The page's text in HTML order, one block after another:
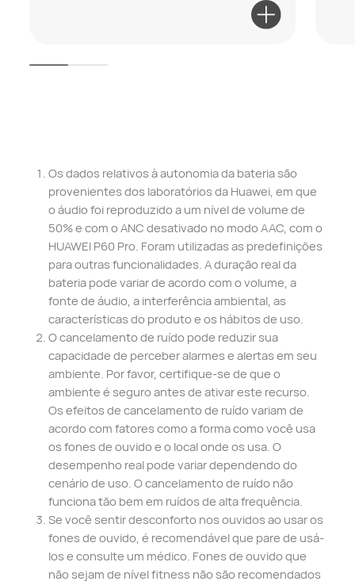
Os dados relativos à autonomia da bateria são
provenientes dos laboratórios da Huawei, em que
o áudio foi reproduzido a um nível de volume de
50% e com o ANC desativado no modo AAC, com o
HUAWEI P60 Pro. Foram utilizadas as predefinições
para outras funcionalidades. A duração real da
bateria pode variar de acordo com o volume, a
fonte de áudio, a interferência ambiental, as
características do produto e os hábitos de uso.
O cancelamento de ruído pode reduzir sua
capacidade de perceber alarmes e alertas em seu
ambiente. Por favor, certifique-se de que o
ambiente é seguro antes de ativar este recurso.
Os efeitos de cancelamento de ruído variam de
acordo com fatores como a forma como você usa
os fones de ouvido e o local onde os usa. O
desempenho real pode variar dependendo do
cenário de uso. O cancelamento de ruído não
funciona tão bem em ruídos de alta frequência.
Se você sentir desconforto nos ouvidos ao usar os
fones de ouvido, é recomendável que pare de usá-
los e consulte um médico. Fones de ouvido que
não sejam de nível fitness não são recomendados